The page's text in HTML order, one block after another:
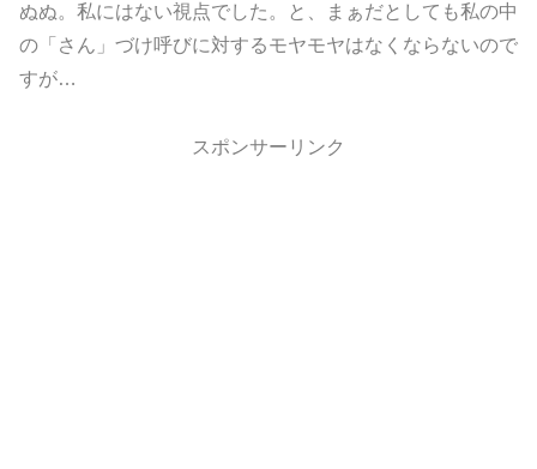
ぬぬ。私にはない視点でした。と、まぁだとしても私の中
の「さん」づけ呼びに対するモヤモヤはなくならないので
すが…
スポンサーリンク